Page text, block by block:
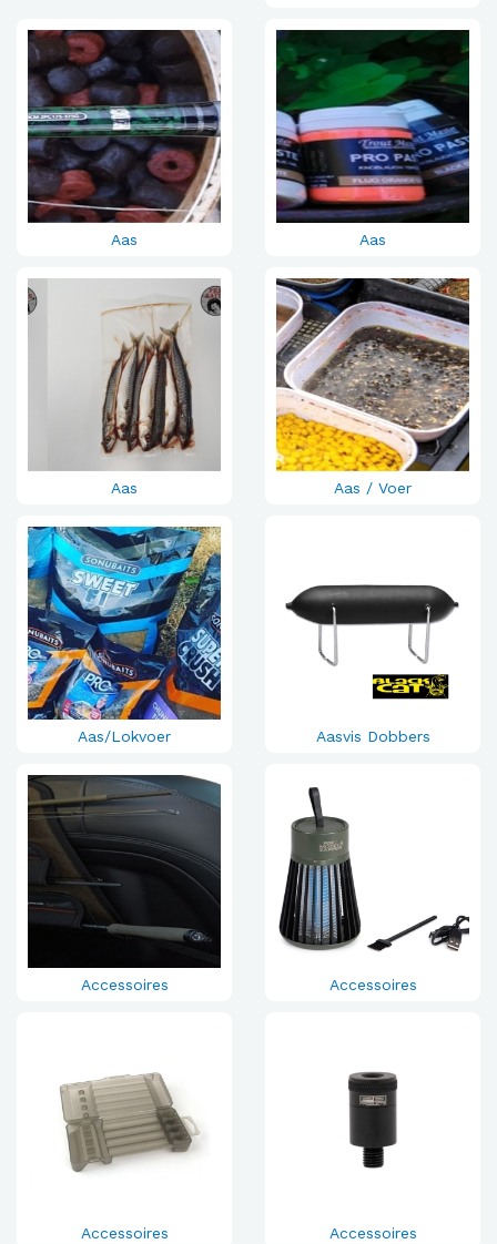
Aas Aas
Aas Aas / Voer
Aas/Lokvoer Aasvis Dobbers
Accessoires Accessoires
Accessoires Accessoires